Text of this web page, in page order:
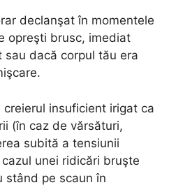
declanşat în momentele
opreşti brusc, imediat
dacă corpul tău era
insuficient irigat ca
(în caz de vărsături,
subită a tensiunii
unei ridicări bruşte
stând pe scaun în